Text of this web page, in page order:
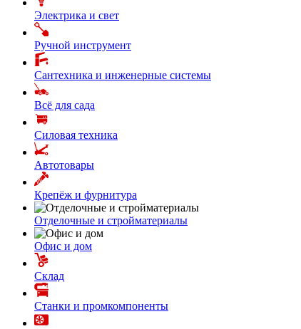
Электрика и свет
Ручной инструмент
Сантехника и инженерные системы
Всё для сада
Силовая техника
Автотовары
Крепёж и фурнитура
Отделочные и стройматериалы
Офис и дом
Склад
Станки и промкомпоненты